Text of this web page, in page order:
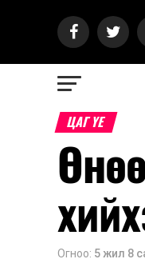
ЦАГ ҮЕ
Огноо: 5 жил 8